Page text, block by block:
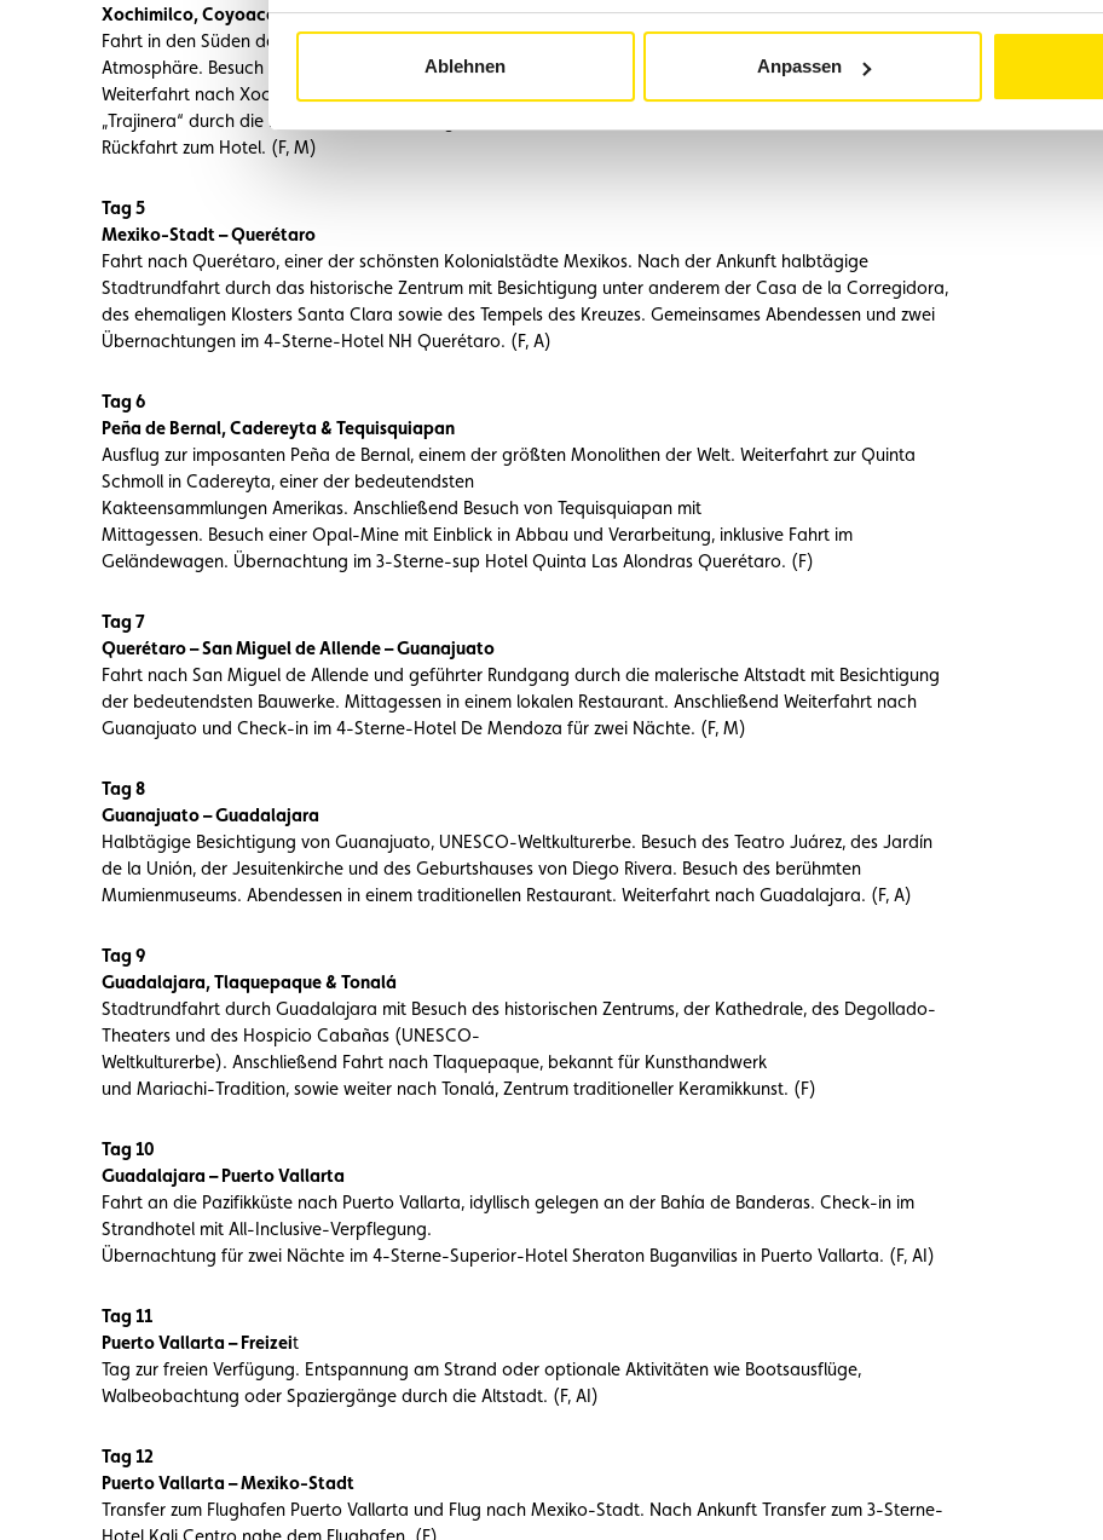
Ablehnen Anpassen
Xochimilco, Coyoacán & Frida-Kahlo-Museum
Fahrt in den Süden der Stadt nach Coyoacán, einem charmanten kolonialen Stadtteil mit lebendiger
Atmosphäre. Besuch des Frida-Kahlo-Museums (Casa Azul).
Weiterfahrt nach Xochimilco, bekannt für seine schwimmenden Gärten. Bootsfahrt mit einer traditionellen
„Trajinera“ durch die Kanäle, inklusive Mittagessen an Bord.
Rückfahrt zum Hotel. (F, M)
Tag 5
Mexiko-Stadt – Querétaro
Fahrt nach Querétaro, einer der schönsten Kolonialstädte Mexikos. Nach der Ankunft halbtägige
Stadtrundfahrt durch das historische Zentrum mit Besichtigung unter anderem der Casa de la Corregidora,
des ehemaligen Klosters Santa Clara sowie des Tempels des Kreuzes. Gemeinsames Abendessen und zwei
Übernachtungen im 4-Sterne-Hotel NH Querétaro. (F, A)
Tag 6
Peña de Bernal, Cadereyta & Tequisquiapan
Ausflug zur imposanten Peña de Bernal, einem der größten Monolithen der Welt. Weiterfahrt zur Quinta
Schmoll in Cadereyta, einer der bedeutendsten
Kakteensammlungen Amerikas. Anschließend Besuch von Tequisquiapan mit
Mittagessen. Besuch einer Opal-Mine mit Einblick in Abbau und Verarbeitung, inklusive Fahrt im
Geländewagen. Übernachtung im 3-Sterne-sup Hotel Quinta Las Alondras Querétaro. (F)
Tag 7
Querétaro – San Miguel de Allende – Guanajuato
Fahrt nach San Miguel de Allende und geführter Rundgang durch die malerische Altstadt mit Besichtigung
der bedeutendsten Bauwerke. Mittagessen in einem lokalen Restaurant. Anschließend Weiterfahrt nach
Guanajuato und Check-in im 4-Sterne-Hotel De Mendoza für zwei Nächte. (F, M)
Tag 8
Guanajuato – Guadalajara
Halbtägige Besichtigung von Guanajuato, UNESCO-Weltkulturerbe. Besuch des Teatro Juárez, des Jardín
de la Unión, der Jesuitenkirche und des Geburtshauses von Diego Rivera. Besuch des berühmten
Mumienmuseums. Abendessen in einem traditionellen Restaurant. Weiterfahrt nach Guadalajara. (F, A)
Tag 9
Guadalajara, Tlaquepaque & Tonalá
Stadtrundfahrt durch Guadalajara mit Besuch des historischen Zentrums, der Kathedrale, des Degollado-
Theaters und des Hospicio Cabañas (UNESCO-
Weltkulturerbe). Anschließend Fahrt nach Tlaquepaque, bekannt für Kunsthandwerk
und Mariachi-Tradition, sowie weiter nach Tonalá, Zentrum traditioneller Keramikkunst. (F)
Tag 10
Guadalajara – Puerto Vallarta
Fahrt an die Pazifikküste nach Puerto Vallarta, idyllisch gelegen an der Bahía de Banderas. Check-in im
Strandhotel mit All-Inclusive-Verpflegung.
Übernachtung für zwei Nächte im 4-Sterne-Superior-Hotel Sheraton Buganvilias in Puerto Vallarta. (F, AI)
Tag 11
Puerto Vallarta – Freizeit
Tag zur freien Verfügung. Entspannung am Strand oder optionale Aktivitäten wie Bootsausflüge,
Walbeobachtung oder Spaziergänge durch die Altstadt. (F, AI)
Tag 12
Puerto Vallarta – Mexiko-Stadt
Transfer zum Flughafen Puerto Vallarta und Flug nach Mexiko-Stadt. Nach Ankunft Transfer zum 3-Sterne-